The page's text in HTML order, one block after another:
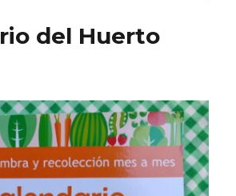
del Huerto